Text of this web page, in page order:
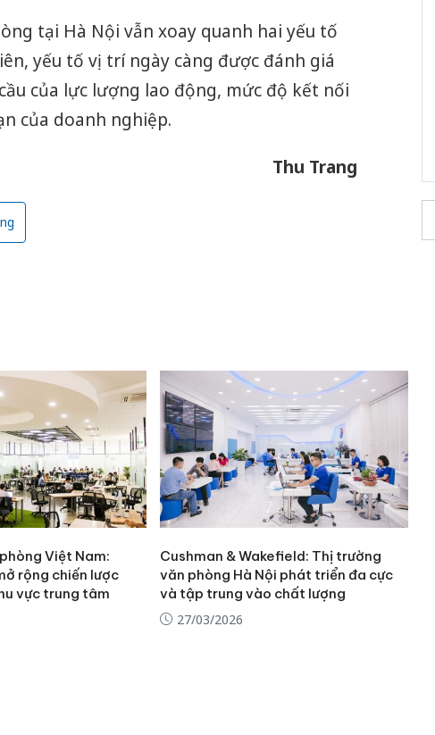
tại Hà Nội vẫn xoay quanh hai yếu tố
yếu tố vị trí ngày càng được đánh giá
của lực lượng lao động, mức độ kết nối
của doanh nghiệp.
Thu Trang
Việt Nam:
rộng chiến lược
vực trung tâm
Cushman & Wakefield: Thị trường
văn phòng Hà Nội phát triển đa cực
và tập trung vào chất lượng
27/03/2026
An Giang: Đối tượng
chủ mưu đường dây
bán hàng giả tại Phú
Quốc ra đầu thú